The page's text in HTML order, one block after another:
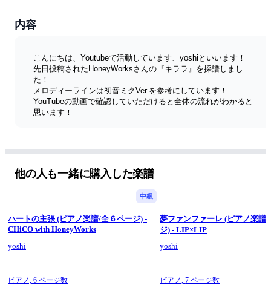
内容
こんにちは、Youtubeで活動しています、yoshiといいます！
先日投稿されたHoneyWorksさんの『キララ』を採譜しまし
た！
メロディーラインは初音ミクVer.を参考にしています！
YouTubeの動画で確認していただけると全体の流れがわかると
思います！
他の人も一緒に購入した楽譜
中級
ハートの主張 (ピアノ楽譜/全６ページ) -
CHiCO with HoneyWorks
yoshi
ピアノ, 6 ページ数
夢ファンファーレ (ピアノ楽譜/
ジ) - LIP×LIP
yoshi
ピアノ,7 ページ数